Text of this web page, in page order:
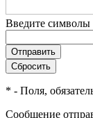
Введите символы
* - Поля,
Сообщение
по